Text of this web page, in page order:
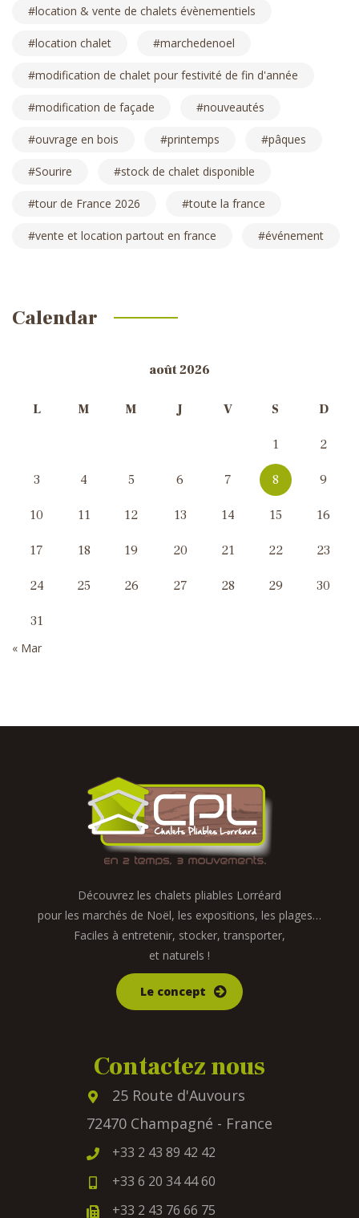
location & vente de chalets évènementiels
location chalet marchedenoel
modification de chalet pour festivité de fin d'année
modification de façade nouveautés
ouvrage en bois printemps pâques
Sourire stock de chalet disponible
tour de France 2026 toute la france
vente et location partout en france événement
Calendar
août 2026
L M M J V S D
1 2
3 4 5 6 7 8 9
10 11 12 13 14 15 16
17 18 19 20 21 22 23
24 25 26 27 28 29 30
31
« Mar
Découvrez les chalets pliables Lorréard
pour les marchés de Noël, les expositions, les plages…
Faciles à entretenir, stocker, transporter,
et naturels !
Le concept
Contactez nous
25 Route d'Auvours
72470 Champagné - France
+33 2 43 89 42 42
+33 6 20 34 44 60
+33 2 43 76 66 75